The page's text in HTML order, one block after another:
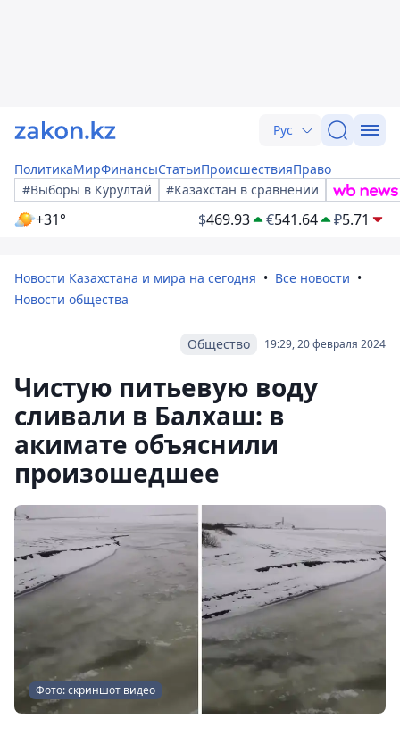
Рус
ПолитикаМирФинансыСтатьиПроисшествияПраво
#Выборы в Курултай
#Казахстан в сравнении
+31° $469.93 €541.64 ₽5.71
Новости Казахстана и мира на сегодня
Все новости
Новости общества
19:29, 20 февраля 2024
Общество
Чистую питьевую воду
сливали в Балхаш: в
акимате объяснили
произошедшее
Фото: скриншот видео